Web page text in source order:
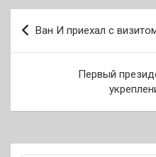
Навигация
по
записям
Ван И приехал с
Первый